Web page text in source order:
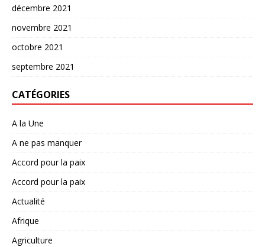
décembre 2021
novembre 2021
octobre 2021
septembre 2021
CATÉGORIES
A la Une
A ne pas manquer
Accord pour la paix
Accord pour la paix
Actualité
Afrique
Agriculture